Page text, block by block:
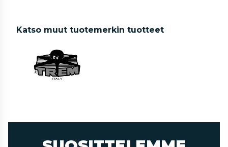
Katso muut tuotemerkin tuotteet